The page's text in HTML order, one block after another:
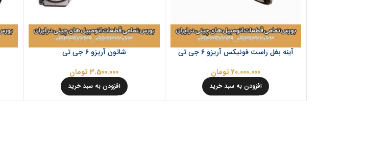
آینه بغل راست فونیکس آریزو 6 جی تی
20.000.000 تومان
افزودن به سبد خرید
شاتون آریزو 6 جی تی
3.500.000 تومان
افزودن به سبد خرید